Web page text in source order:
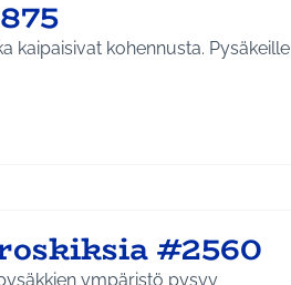
kaipaisivat kohennusta. Pysäkeille
#2560
ympäristö pysyy